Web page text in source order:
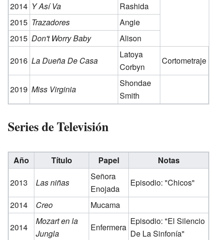
2014 Y Así Va
Rashida
2015 Trazadores
Angie
2015 Don't Worry Baby
Alison
2016 La Dueña De Casa
Latoya
Corbyn
Cortometraje
2019 Miss Virginia
Shondae
Smith
Series de Televisión
Año Título Papel
Notas
2013
Las niñas
Señora
Enojada
Episodio: "Chicos"
2014
Creo
Mucama
2014
Mozart en la
Jungla
Enfermera
Episodio: "El Silencio
De La Sinfonía"